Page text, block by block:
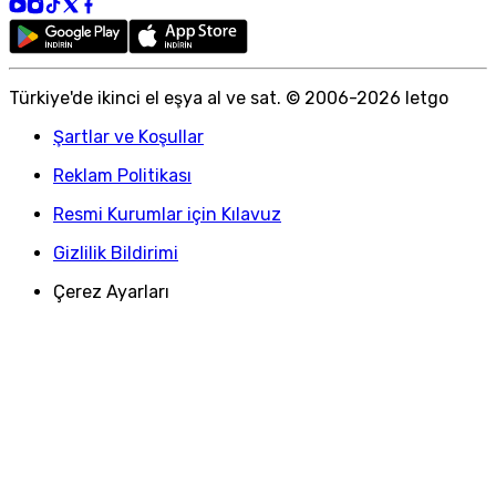
Türkiye'de ikinci el eşya al ve sat. © 2006-2026 letgo
Şartlar ve Koşullar
Reklam Politikası
Resmi Kurumlar için Kılavuz
Gizlilik Bildirimi
Çerez Ayarları